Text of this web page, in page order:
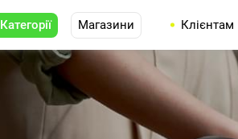
Категорії Магазини Клієнтам